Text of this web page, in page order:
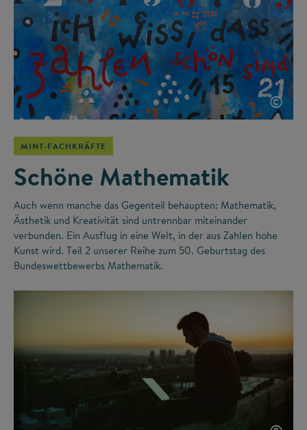
©
MINT-FACHKRÄFTE
Schöne Mathematik
Auch wenn manche das Gegenteil behaupten: Mathematik,
Ästhetik und Kreativität sind untrennbar miteinander
verbunden. Ein Ausflug in eine Welt, in der aus Zahlen hohe
Kunst wird. Teil 2 unserer Reihe zum 50. Geburtstag des
Bundeswettbewerbs Mathematik.